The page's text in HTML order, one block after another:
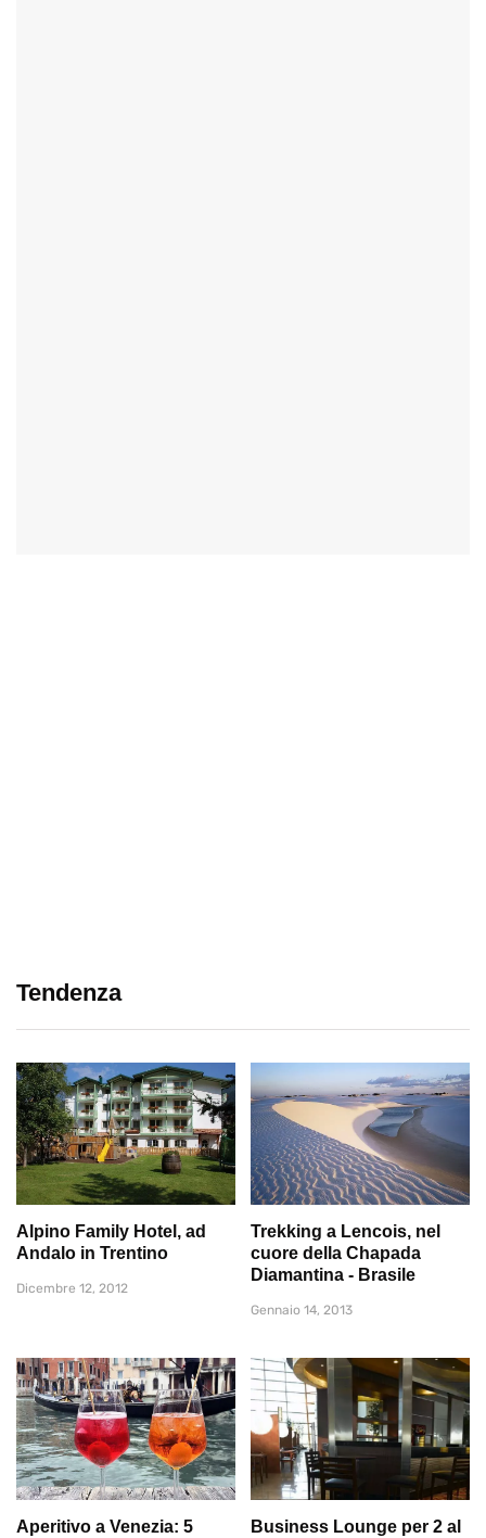
Tendenza
Alpino Family Hotel, ad
Andalo in Trentino
Dicembre 12, 2012
Trekking a Lencois, nel
cuore della Chapada
Diamantina - Brasile
Gennaio 14, 2013
Aperitivo a Venezia: 5
Business Lounge per 2 al